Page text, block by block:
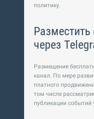
политику.
через
Размещение
канал. По мере
платного
том числе
публикации событий